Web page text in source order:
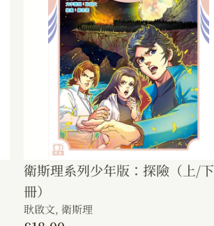
衛斯理系列少年版：探險（上/下
冊）
耿啟文, 衛斯理